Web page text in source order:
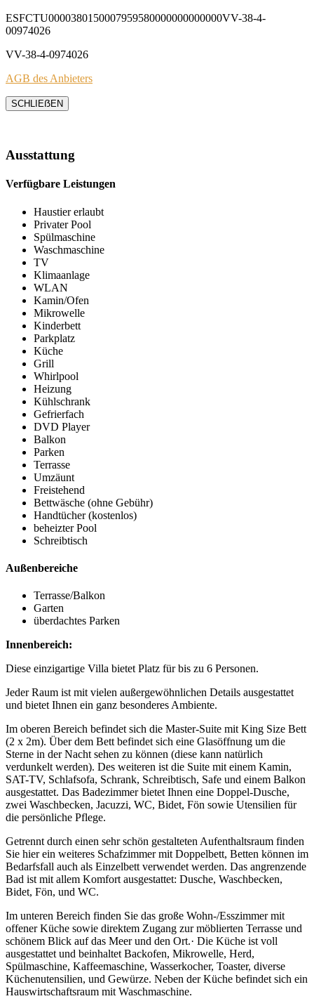
ESFCTU0000380150007959580000000000000VV-38-4-
00974026
VV-38-4-0974026
AGB des Anbieters
SCHLIEẞEN
Ausstattung
Verfügbare Leistungen
Haustier erlaubt
Privater Pool
Spülmaschine
Waschmaschine
TV
Klimaanlage
WLAN
Kamin/Ofen
Mikrowelle
Kinderbett
Parkplatz
Küche
Grill
Whirlpool
Heizung
Kühlschrank
Gefrierfach
DVD Player
Balkon
Parken
Terrasse
Umzäunt
Freistehend
Bettwäsche (ohne Gebühr)
Handtücher (kostenlos)
beheizter Pool
Schreibtisch
Außenbereiche
Terrasse/Balkon
Garten
überdachtes Parken
Innenbereich:
Diese einzigartige Villa bietet Platz für bis zu 6 Personen.
Jeder Raum ist mit vielen außergewöhnlichen Details ausgestattet
und bietet Ihnen ein ganz besonderes Ambiente.
Im oberen Bereich befindet sich die Master-Suite mit King Size Bett
(2 x 2m). Über dem Bett befindet sich eine Glasöffnung um die
Sterne in der Nacht sehen zu können (diese kann natürlich
verdunkelt werden). Des weiteren ist die Suite mit einem Kamin,
SAT-TV, Schlafsofa, Schrank, Schreibtisch, Safe und einem Balkon
ausgestattet. Das Badezimmer bietet Ihnen eine Doppel-Dusche,
zwei Waschbecken, Jacuzzi, WC, Bidet, Fön sowie Utensilien für
die persönliche Pflege.
Getrennt durch einen sehr schön gestalteten Aufenthaltsraum finden
Sie hier ein weiteres Schafzimmer mit Doppelbett, Betten können im
Bedarfsfall auch als Einzelbett verwendet werden. Das angrenzende
Bad ist mit allem Komfort ausgestattet: Dusche, Waschbecken,
Bidet, Fön, und WC.
Im unteren Bereich finden Sie das große Wohn-/Esszimmer mit
offener Küche sowie direktem Zugang zur möblierten Terrasse und
schönem Blick auf das Meer und den Ort.· Die Küche ist voll
ausgestattet und beinhaltet Backofen, Mikrowelle, Herd,
Spülmaschine, Kaffeemaschine, Wasserkocher, Toaster, diverse
Küchenutensilien, und Gewürze. Neben der Küche befindet sich ein
Hauswirtschaftsraum mit Waschmaschine.